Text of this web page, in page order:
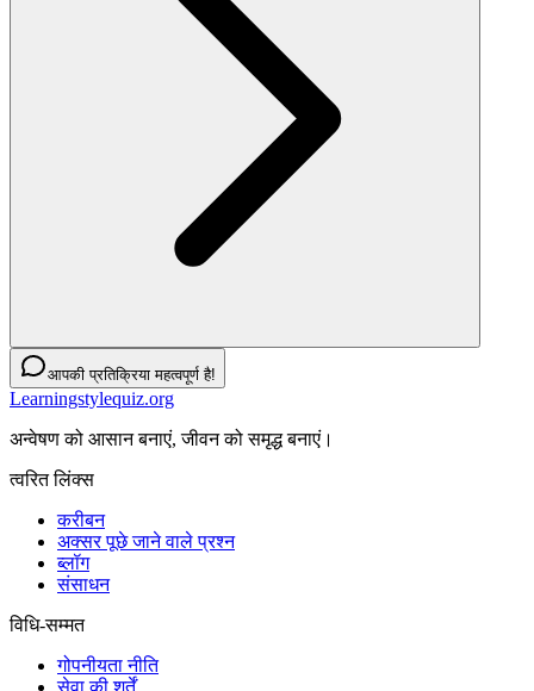
आपकी प्रतिक्रिया महत्वपूर्ण है!
Learningstylequiz.org
अन्वेषण को आसान बनाएं, जीवन को समृद्ध बनाएं।
त्वरित लिंक्स
करीबन
अक्सर पूछे जाने वाले प्रश्न
ब्लॉग
संसाधन
विधि-सम्‍मत
गोपनीयता नीति